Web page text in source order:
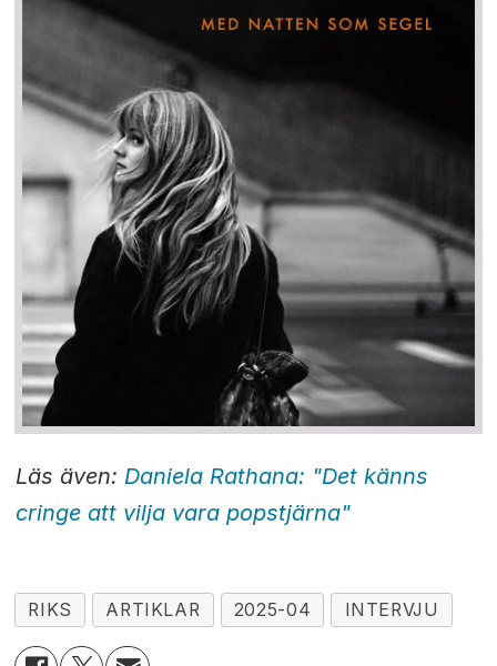
Läs även: Daniela Rathana: "Det känns
cringe att vilja vara popstjärna"
RIKS ARTIKLAR 2025-04 INTERVJU